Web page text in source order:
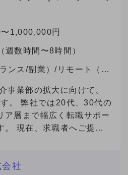
1,000,000円
週数時間〜8時間）
ンス/副業）/リモート（在
事業部の拡大に向けて、
。 弊社では20代、30代の
ア層まで幅広く転職サポー
。 現在、求職者へご提案
社